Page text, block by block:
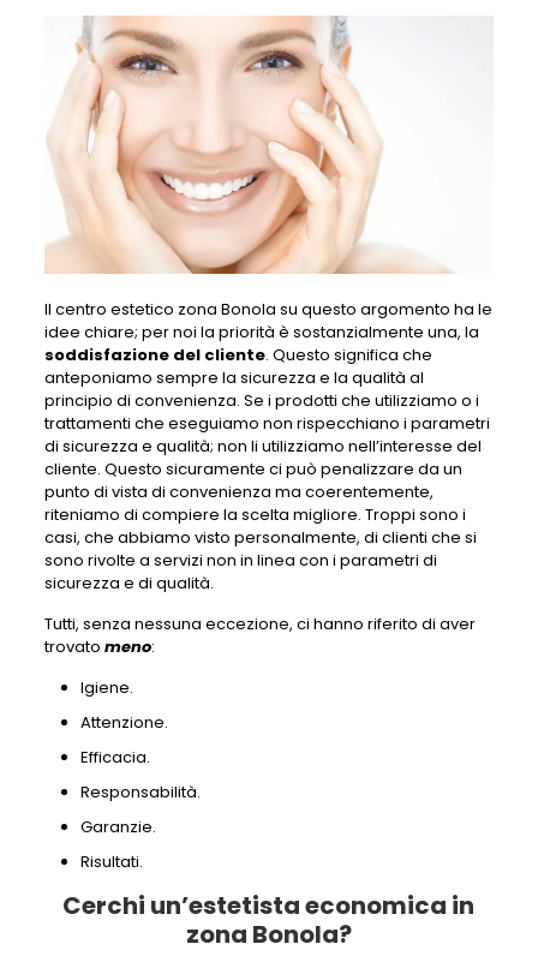
Il centro estetico zona Bonola su questo argomento ha le
idee chiare; per noi la priorità è sostanzialmente una, la
soddisfazione del cliente. Questo significa che
anteponiamo sempre la sicurezza e la qualità al
principio di convenienza. Se i prodotti che utilizziamo o i
trattamenti che eseguiamo non rispecchiano i parametri
di sicurezza e qualità; non li utilizziamo nell’interesse del
cliente. Questo sicuramente ci può penalizzare da un
punto di vista di convenienza ma coerentemente,
riteniamo di compiere la scelta migliore. Troppi sono i
casi, che abbiamo visto personalmente, di clienti che si
sono rivolte a servizi non in linea con i parametri di
sicurezza e di qualità.
Tutti, senza nessuna eccezione, ci hanno riferito di aver
trovato meno:
Igiene.
Attenzione.
Efficacia.
Responsabilità.
Garanzie.
Risultati.
Cerchi un’estetista economica in
zona Bonola?